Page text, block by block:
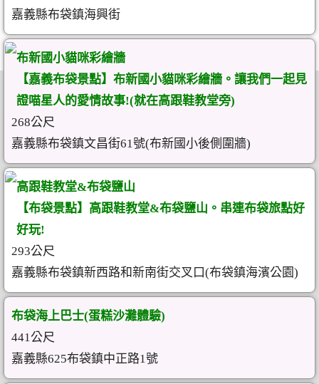
嘉義縣布袋鎮海興街
布新國小貓咪彩繪牆
【嘉義布袋景點】布新國小貓咪彩繪牆。讓我們一起見
證喵星人的愛情故事!(就在高跟鞋教堂旁)
268公尺
嘉義縣布袋鎮文昌街61號(布新國小後側圍牆)
高跟鞋教堂&布袋鹽山
【布袋景點】高跟鞋教堂&布袋鹽山。串連布袋旅點好
好玩!
293公尺
嘉義縣布袋鎮新西路和新南街交叉口(布袋鎮海濱公園)
布袋海上巴士(蛋糕沙灘體驗)
441公尺
嘉義縣625布袋鎮中正路1號